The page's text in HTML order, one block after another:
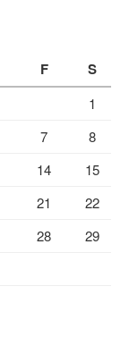
F S
1
7
8
14
15
21
22
28
29